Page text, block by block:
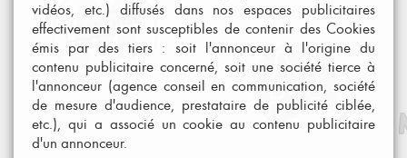
vidéos, etc.) diffusés dans nos espaces publicitaires
effectivement sont susceptibles de contenir des Cookies
émis par des tiers : soit l'annonceur à l'origine du
contenu publicitaire concerné, soit une société tierce à
l'annonceur (agence conseil en communication, société
de mesure d'audience, prestataire de publicité ciblée,
etc.), qui a associé un cookie au contenu publicitaire
d'un annonceur.